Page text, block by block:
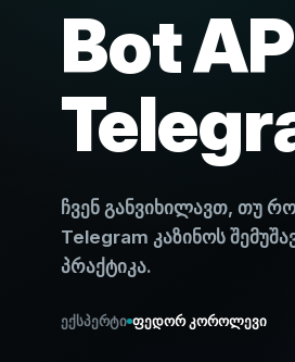
Bot
ჩვენ განვიხილავთ, თუ
Telegram კაზინოს
პრაქტიკა.
ექსპერტი ფედორ კოროლევი